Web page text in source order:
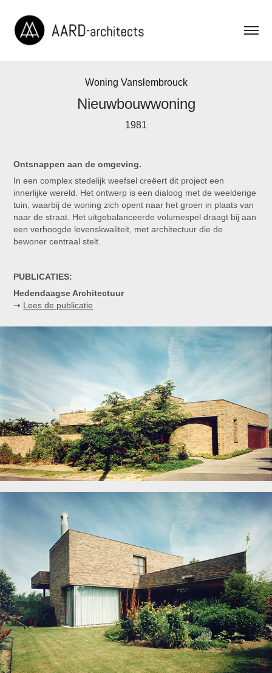
Woning Vanslembrouck
Nieuwbouwwoning
1981
Ontsnappen aan de omgeving.
In een complex stedelijk weefsel creëert dit project een
innerlijke wereld. Het ontwerp is een dialoog met de weelderige
tuin, waarbij de woning zich opent naar het groen in plaats van
naar de straat. Het uitgebalanceerde volumespel draagt bij aan
een verhoogde levenskwaliteit, met architectuur die de
bewoner centraal stelt.
PUBLICATIES:
Hedendaagse Architectuur
➝ Lees de publicatie